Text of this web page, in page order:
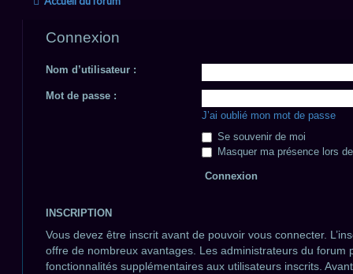
Connexion
Nom d’utilisateur :
Mot de passe :
J’ai oublié mon mot de passe
Se souvenir de moi
Masquer ma présence lors
INSCRIPTION
Vous devez être inscrit avant de pouvoir vous connecter.
offre de nombreux avantages. Les administrateurs du forum
fonctionnalités supplémentaires aux utilisateurs inscrits.